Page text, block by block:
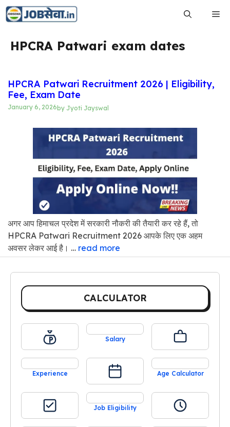
Skip
HPCRA Patwari exam dates
HPCRA Patwari Recruitment 2026 | Eligibility,
Fee, Exam Date
January 6, 2026 by Jyoti Jayswal
अगर आप हिमाचल प्रदेश में सरकारी नौकरी की तैयारी कर रहे हैं, तो
HPCRA Patwari Recruitment 2026 आपके लिए एक अहम
अवसर लेकर आई है। … read more
CALCULATOR
Salary
Experience Age Calculator
Job Eligibility